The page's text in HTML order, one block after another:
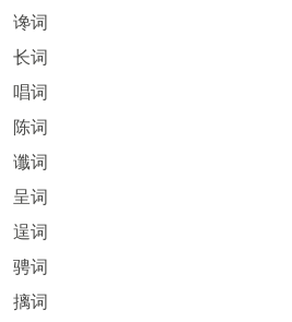
谗词
长词
唱词
陈词
谶词
呈词
逞词
骋词
摛词